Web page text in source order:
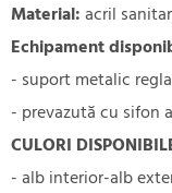
Material:acril
Echipament
- suport metalic
- prevazută cu sifon
CULORI
- alb interior-alb